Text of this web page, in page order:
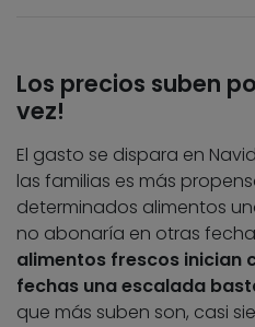
Los precios suben
vez!
El gasto se dispara en
las familias es más
determinados alimentos
no abonaría en otras
alimentos frescos inician
fechas una escalada
que más suben son, casi